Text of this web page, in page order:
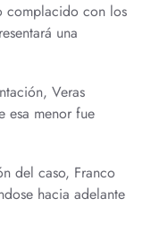
complacido con los
una
Veras
esa menor fue
del caso, Franco
hacia adelante